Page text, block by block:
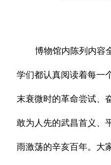
博物馆内陈列内容
学们都认真阅读着每一
末衰微时的革命尝试、
敢为人先的武昌首义、
雨激荡的辛亥百年。大